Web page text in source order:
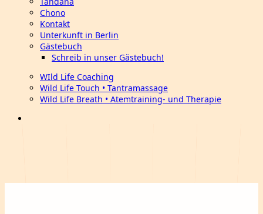
Chono
Kontakt
Unterkunft in Berlin
Gästebuch
Schreib in unser Gästebuch!
WIld Life Coaching
Wild Life Touch • Tantramassage
Wild Life Breath • Atemtraining- und Therapie